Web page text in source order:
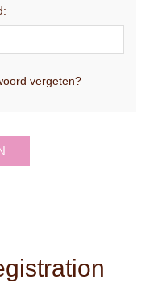
vergeten?